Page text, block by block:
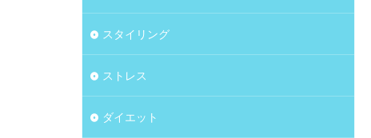
スタイリング
ストレス
ダイエット